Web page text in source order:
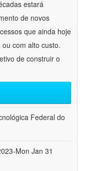
estará
de novos
que ainda hoje
com alto custo.
de construir o
Federal do
Mon Jan 31